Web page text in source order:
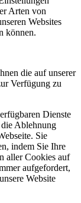
Arten von
Websites
können.
die auf unserer
Verfügung zu
Dienste
Ablehnung
Sie
indem Sie Ihre
aller Cookies auf
aufgefordert,
Website